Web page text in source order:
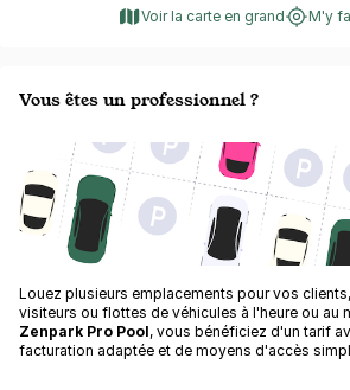
Voir la carte en grand M'y
Vous êtes un professionnel ?
Louez plusieurs emplacements pour vos
visiteurs ou flottes de véhicules à l'heure ou au
Zenpark Pro Pool, vous bénéficiez d'un tarif
facturation adaptée et de moyens d'accès